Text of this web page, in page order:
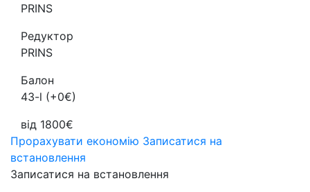
PRINS
Редуктор
PRINS
Балон
43-l (+0€)
від 1800€
Прорахувати економію Записатися на
встановлення
Записатися на встановлення